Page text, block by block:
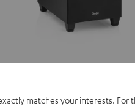
matches your interests. For